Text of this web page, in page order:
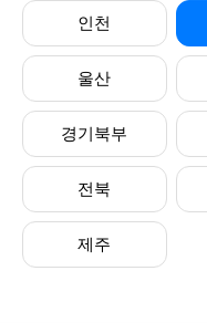
인천
울산
경기북부
전북
제주